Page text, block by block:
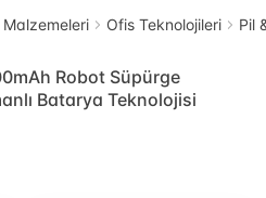
Malzemeleri Ofis Teknolojileri Pil
Robot Süpürge
Batarya Teknolojisi